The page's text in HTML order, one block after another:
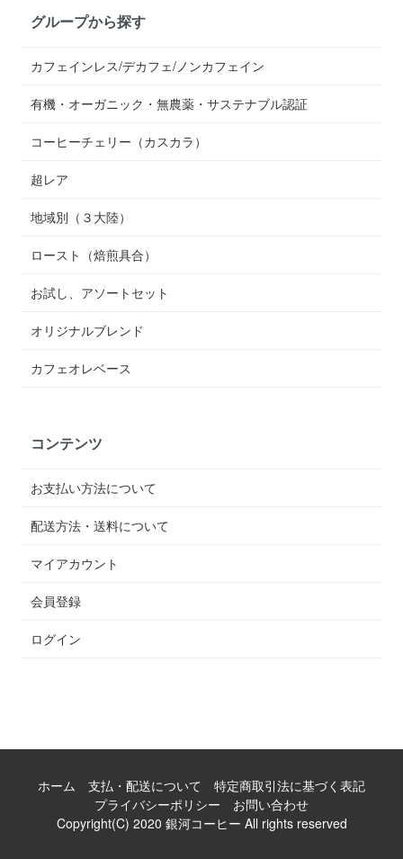
グループから探す
カフェインレス/デカフェ/ノンカフェイン
有機・オーガニック・無農薬・サステナブル認証
コーヒーチェリー（カスカラ）
超レア
地域別（３大陸）
ロースト（焙煎具合）
お試し、アソートセット
オリジナルブレンド
カフェオレベース
コンテンツ
お支払い方法について
配送方法・送料について
マイアカウント
会員登録
ログイン
ホーム 支払・配送について
特定商取引法に基づく表記
プライバシーポリシー
お問い合わせ
Copyright(C) 2020 銀河コーヒー All rights reserved